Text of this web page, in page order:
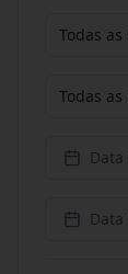
Todas
Todas